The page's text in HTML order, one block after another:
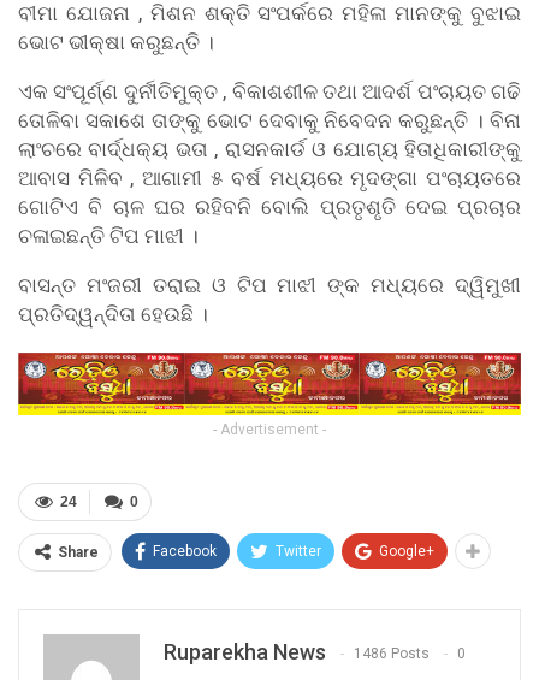
ବୀମା ଯୋଜନା , ମିଶନ ଶକ୍ତି ସଂପର୍କରେ ମହିଳା ମାନଙ୍କୁ ବୁଝାଇ
ଭୋଟ ଭୀକ୍ଷା କରୁଛନ୍ତି ।
ଏକ ସଂପୂର୍ଣ୍ଣ ଦୁର୍ନୀତିମୁକ୍ତ , ବିକାଶଶୀଳ ତଥା ଆଦର୍ଶ ପଂଚାୟତ ଗଢି
ତୋଳିବା ସକାଶେ ତାଙ୍କୁ ଭୋଟ ଦେବାକୁ ନିବେଦନ କରୁଛନ୍ତି । ବିନା
ଲାଂଚରେ ବାର୍ଦ୍ଧକ୍ୟ ଭତା , ରାସନକାର୍ଡ ଓ ଯୋଗ୍ୟ ହିତାଧିକାରୀଙ୍କୁ
ଆବାସ ମିଳିବ , ଆଗାମୀ ୫ ବର୍ଷ ମଧ୍ୟରେ ମୃଦଙ୍ଗା ପଂଚାୟତରେ
ଗୋଟିଏ ବି ଚାଳ ଘର ରହିବନି ବୋଲି ପ୍ରତୃଶୃତି ଦେଇ ପ୍ରଚାର
ଚଳାଇଛନ୍ତି ଟିପ ମାଝୀ ।
ବାସନ୍ତ ମଂଜରୀ ତରାଇ ଓ ଟିପ ମାଝୀ ଙ୍କ ମଧ୍ୟରେ ଦ୍ୱିମୁଖୀ
ପ୍ରତିଦ୍ୱନ୍ଦିତା ହେଉଛି ।
- Advertisement -
0
24
Share Facebook Twitter Google+
Ruparekha News 1486 Posts 0